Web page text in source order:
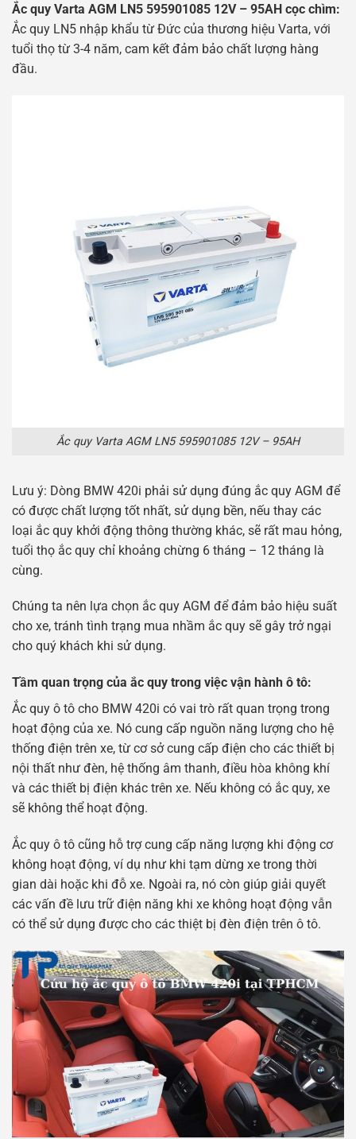
Ắc quy Varta AGM LN5 595901085 12V – 95AH cọc chìm:
Ắc quy LN5 nhập khẩu từ Đức của thương hiệu Varta, với
tuổi thọ từ 3-4 năm, cam kết đảm bảo chất lượng hàng
đầu.
Ắc quy Varta AGM LN5 595901085 12V – 95AH
Lưu ý: Dòng BMW 420i phải sử dụng đúng ắc quy AGM để
có được chất lượng tốt nhất, sử dụng bền, nếu thay các
loại ắc quy khởi động thông thường khác, sẽ rất mau hỏng,
tuổi thọ ắc quy chỉ khoảng chừng 6 tháng – 12 tháng là
cùng.
Chúng ta nên lựa chọn ắc quy AGM để đảm bảo hiệu suất
cho xe, tránh tình trạng mua nhầm ắc quy sẽ gây trở ngại
cho quý khách khi sử dụng.
Tầm quan trọng của ắc quy trong việc vận hành ô tô:
Ắc quy ô tô cho BMW 420i có vai trò rất quan trọng trong
hoạt động của xe. Nó cung cấp nguồn năng lượng cho hệ
thống điện trên xe, từ cơ sở cung cấp điện cho các thiết bị
nội thất như đèn, hệ thống âm thanh, điều hòa không khí
và các thiết bị điện khác trên xe. Nếu không có ắc quy, xe
sẽ không thể hoạt động.
Ắc quy ô tô cũng hỗ trợ cung cấp năng lượng khi động cơ
không hoạt động, ví dụ như khi tạm dừng xe trong thời
gian dài hoặc khi đỗ xe. Ngoài ra, nó còn giúp giải quyết
các vấn đề lưu trữ điện năng khi xe không hoạt động vẫn
có thể sử dụng được cho các thiệt bị đèn điện trên ô tô.